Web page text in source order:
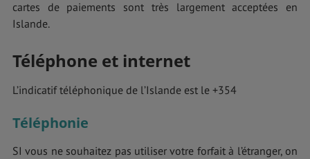
cartes de paiements sont très largement acceptées en
Islande.
Téléphone et internet
L’indicatif téléphonique de l’Islande est le +354
Téléphonie
SI vous ne souhaitez pas utiliser votre forfait à l’étranger, on